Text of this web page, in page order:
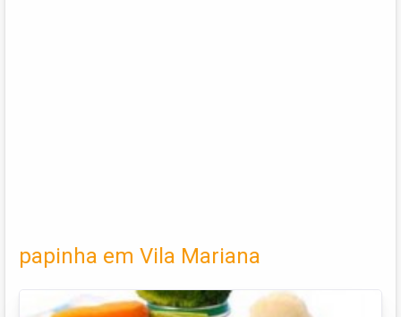
papinha em Vila Mariana